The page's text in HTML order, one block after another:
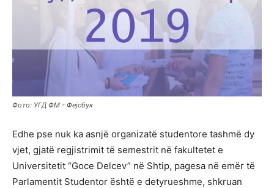
Фото: УГД ФМ - Фејсбук
Edhe pse nuk ka asnjë organizatë studentore tashmë dy
vjet, gjatë regjistrimit të semestrit në fakultetet e
Universitetit “Goce Delcev” në Shtip, pagesa në emër të
Parlamentit Studentor është e detyrueshme, shkruan